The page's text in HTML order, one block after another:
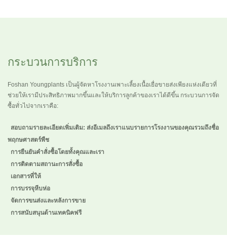
กระบวนการบริการ
Foshan Youngplants เป็นผู้จัดหาโรงงานเพาะเลี้ยงเนื้อเยื่อขายส่งเพียงแห่งเดียวที่
ช่วยให้เรามีประสิทธิภาพมากขึ้นและให้บริการลูกค้าของเราได้ดีขึ้น กระบวนการจัด
ซื้อทั่วไปจากเราคือ:
สอบถามรายละเอียดเพิ่มเติม: ส่งอีเมลถึงเราแนบรายการโรงงานของคุณรวมถึงชื่อ
พฤกษศาสตร์พืช
การยืนยันคำสั่งซื้อโดยทั้งคุณและเรา
การติดตามสถานะการสั่งซื้อ
เอกสารที่ให้
การบรรจุหีบห่อ
จัดการขนส่งและหลังการขาย
การสนับสนุนด้านเทคนิคฟรี